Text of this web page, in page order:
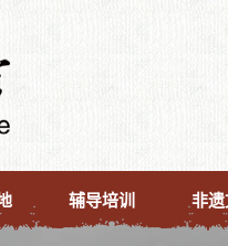
辅导培训 非遗